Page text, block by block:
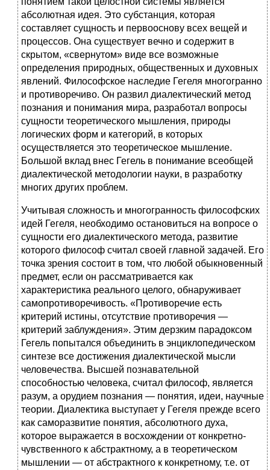
абсолютная идея. Это субстанция, которая
составляет сущность и первооснову всех вещей и
процессов. Она существует вечно и содержит в
скрытом, «свернутом» виде все возможные
определения природных, общественных и духовных
явлений. Философское наследие Гегеля многогранно
и противоречиво. Он развил диалектический метод
познания и понимания мира, разработал вопросы
сущности теоретического мышления, природы
логических форм и категорий, в которых
осуществляется это теоретическое мышление.
Большой вклад внес Гегель в понимание всеобщей
диалектической методологии науки, в разработку
многих других проблем.
Учитывая сложность и многогранность философских
идей Гегеля, необходимо остановиться на вопросе о
сущности его диалектического метода, развитие
которого философ считал своей главной задачей. Его
точка зрения состоит в том, что любой обыкновенный
предмет, если он рассматривается как
характеристика реального целого, обнаруживает
самопротиворечивость. «Противоречие есть
критерий истины, отсутствие противоречия —
критерий заблуждения». Этим дерзким парадоксом
Гегель попытался объединить в энциклопедическом
синтезе все достижения диалектической мысли
человечества. Высшей познавательной
способностью человека, считал философ, является
разум, а орудием познания — понятия, идеи, научные
теории. Диалектика выступает у Гегеля прежде всего
как саморазвитие понятия, абсолютного духа,
которое выражается в восхождении от конкретно-
чувственного к абстрактному, а в теоретическом
мышлении — от абстрактного к конкретному, т.е. от